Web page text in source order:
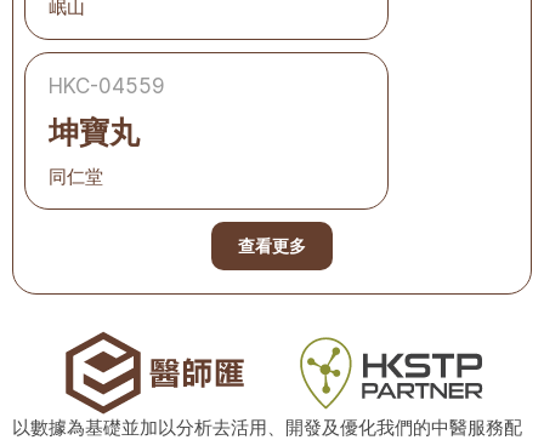
岷山
HKC-04559
坤寶丸
同仁堂
查看更多
以數據為基礎並加以分析去活用、開發及優化我們的中醫服務配